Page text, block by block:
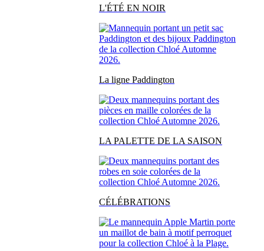
L'ÉTÉ EN NOIR
La ligne Paddington
LA PALETTE DE LA SAISON
CÉLÉBRATIONS